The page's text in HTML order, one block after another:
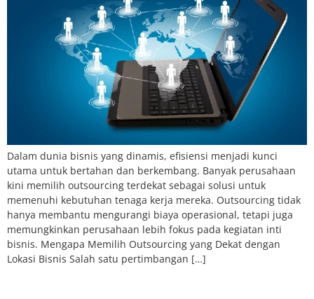
Dalam dunia bisnis yang dinamis, efisiensi menjadi kunci
utama untuk bertahan dan berkembang. Banyak perusahaan
kini memilih outsourcing terdekat sebagai solusi untuk
memenuhi kebutuhan tenaga kerja mereka. Outsourcing tidak
hanya membantu mengurangi biaya operasional, tetapi juga
memungkinkan perusahaan lebih fokus pada kegiatan inti
bisnis. Mengapa Memilih Outsourcing yang Dekat dengan
Lokasi Bisnis Salah satu pertimbangan […]